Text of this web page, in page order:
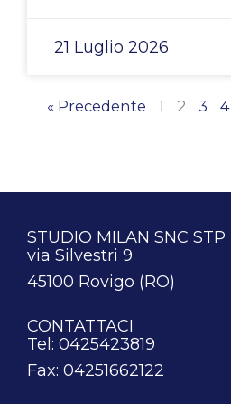
21 Luglio 2026
« Precedente 1 2 3 4
STUDIO MILAN SNC STP
via Silvestri 9
45100 Rovigo (RO)
CONTATTACI
Tel: 0425423819
Fax: 04251662122